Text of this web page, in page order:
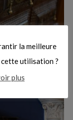
la meilleure
utilisation ?
plus